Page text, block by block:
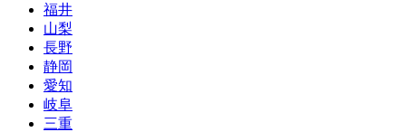
福井
山梨
長野
静岡
愛知
岐阜
三重